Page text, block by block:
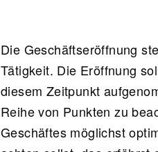
Die Geschäftseröffnung
Tätigkeit. Die Eröffnung
diesem Zeitpunkt
Reihe von Punkten zu
Geschäftes möglichst